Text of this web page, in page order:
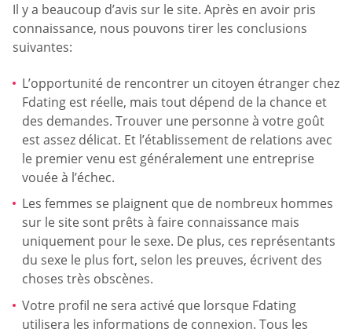
Il y a beaucoup d’avis sur le site. Après en avoir pris
connaissance, nous pouvons tirer les conclusions
suivantes:
L’opportunité de rencontrer un citoyen étranger chez
Fdating est réelle, mais tout dépend de la chance et
des demandes. Trouver une personne à votre goût
est assez délicat. Et l’établissement de relations avec
le premier venu est généralement une entreprise
vouée à l’échec.
Les femmes se plaignent que de nombreux hommes
sur le site sont prêts à faire connaissance mais
uniquement pour le sexe. De plus, ces représentants
du sexe le plus fort, selon les preuves, écrivent des
choses très obscènes.
Votre profil ne sera activé que lorsque Fdating
utilisera les informations de connexion. Tous les